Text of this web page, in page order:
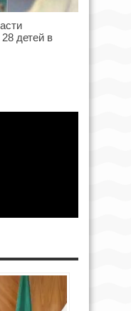
детей в